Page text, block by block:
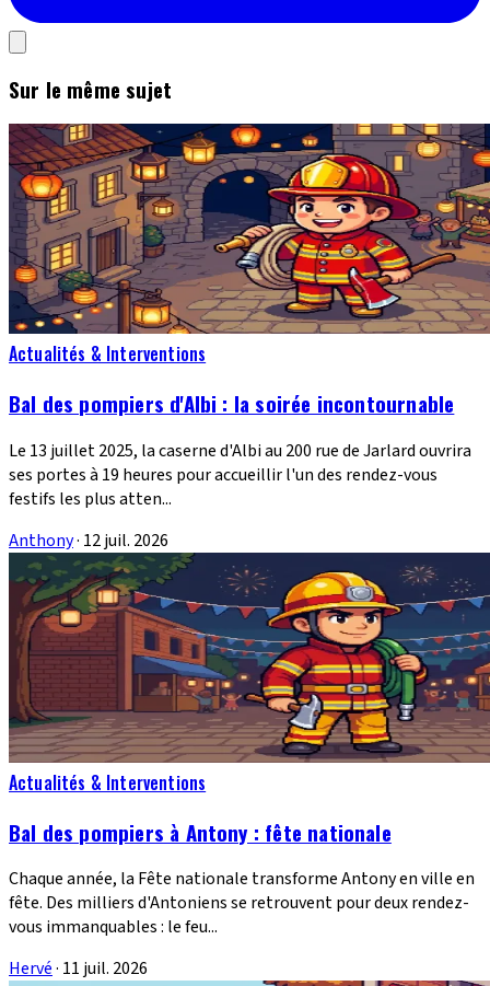
Sur le même sujet
Actualités & Interventions
Bal des pompiers d'Albi : la soirée incontournable
Le 13 juillet 2025, la caserne d'Albi au 200 rue de Jarlard ouvrira
ses portes à 19 heures pour accueillir l'un des rendez-vous
festifs les plus atten...
Anthony· 12 juil. 2026
Actualités & Interventions
Bal des pompiers à Antony : fête nationale
Chaque année, la Fête nationale transforme Antony en ville en
fête. Des milliers d'Antoniens se retrouvent pour deux rendez-
vous immanquables : le feu...
Hervé· 11 juil. 2026